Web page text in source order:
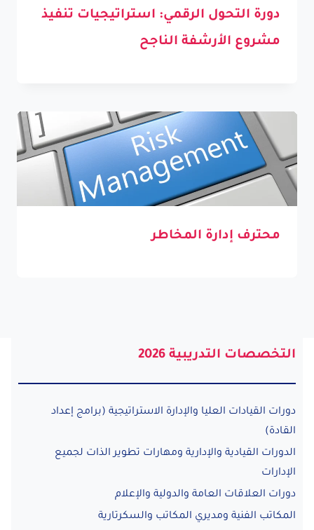
دورة التحول الرقمي: استراتيجيات تنفيذ
مشروع الأرشفة الناجح
محترف إدارة المخاطر
التخصصات التدريبية 2026
دورات القيادات العليا والإدارة الاستراتيجية (برامج إعداد
القادة)
الدورات القيادية والإدارية ومهارات تطوير الذات لجميع
الإدارات
دورات العلاقات العامة والدولية والإعلام
المكاتب الفنية ومديري المكاتب والسكرتارية